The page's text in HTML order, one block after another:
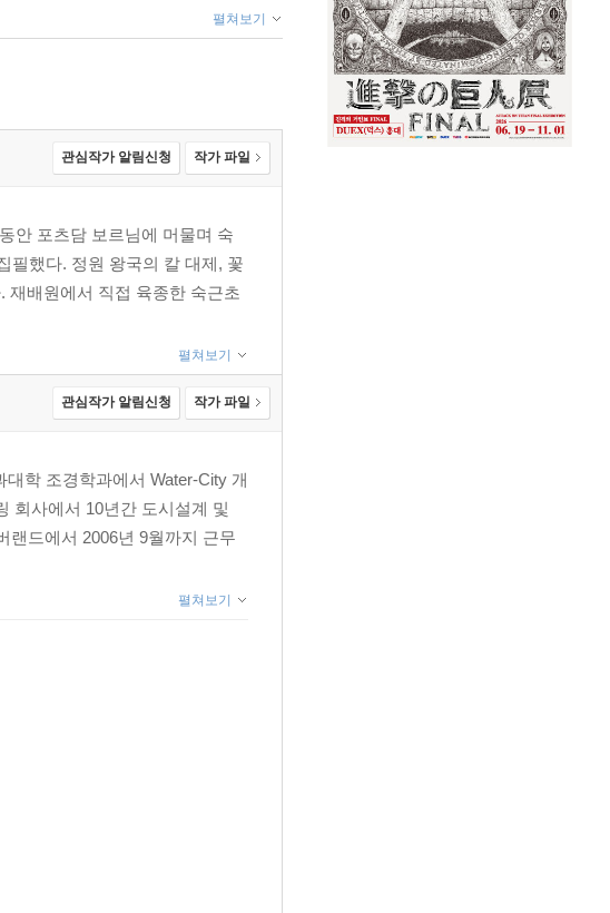
펼쳐보기
관심작가 알림신청 작가 파일
안 포츠담 보르님에 머물며 숙
필했다. 정원 왕국의 칼 대제, 꽃
재배원에서 직접 육종한 숙근초
펼쳐보기
관심작가 알림신청 작가 파일
학 조경학과에서 Water-City 개
회사에서 10년간 도시설계 및
랜드에서 2006년 9월까지 근무
펼쳐보기